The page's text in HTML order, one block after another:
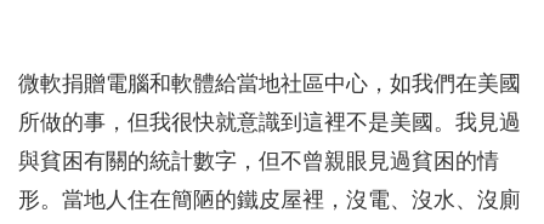
微軟捐贈電腦和軟體給當地社區中心，如我們在美國
所做的事，但我很快就意識到這裡不是美國。我見過
與貧困有關的統計數字，但不曾親眼見過貧困的情
形。當地人住在簡陋的鐵皮屋裡，沒電、沒水、沒廁